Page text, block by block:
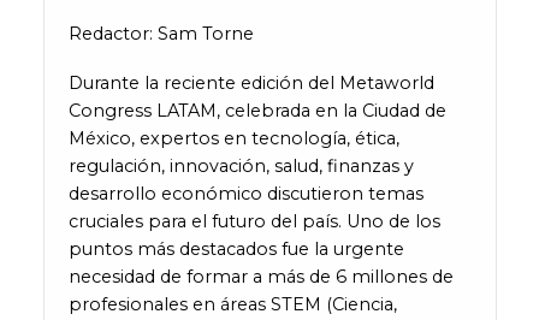
Redactor: Sam Torne
Durante la reciente edición del Metaworld
Congress LATAM, celebrada en la Ciudad de
México, expertos en tecnología, ética,
regulación, innovación, salud, finanzas y
desarrollo económico discutieron temas
cruciales para el futuro del país. Uno de los
puntos más destacados fue la urgente
necesidad de formar a más de 6 millones de
profesionales en áreas STEM (Ciencia,